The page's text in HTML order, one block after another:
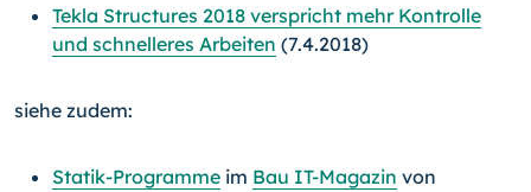
Tekla Structures 2018 verspricht mehr Kontrolle
und schnelleres Arbeiten (7.4.2018)
siehe zudem:
Statik-Programme im Bau IT-Magazin von